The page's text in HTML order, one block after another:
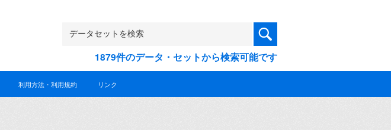
1879件のデータ・セットから検索可能です
利用方法・利用規約 リンク